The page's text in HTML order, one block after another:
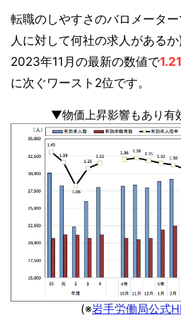
転職のしやすさのバロメータ
人に対して何社の求人がある
2023年11月の最新の数値で
に次ぐワースト2位です。
▼物価上昇影響もあり有
(※岩手労働局公式